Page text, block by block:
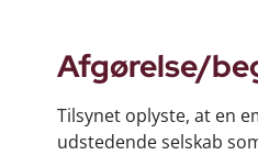
Afgørelse/
Tilsynet oplyste, at en
udstedende selskab